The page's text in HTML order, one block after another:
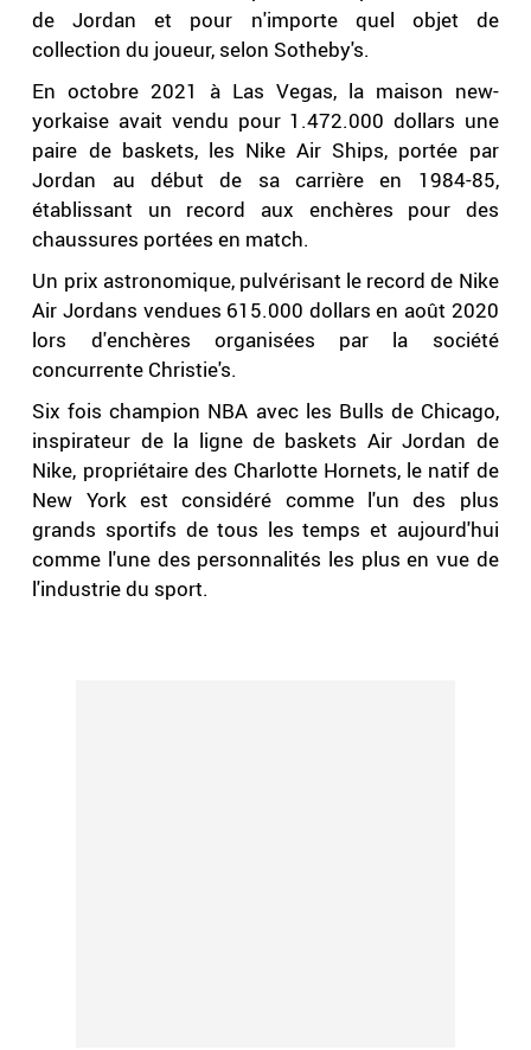
de Jordan et pour n'importe quel objet de
collection du joueur, selon Sotheby's.
En octobre 2021 à Las Vegas, la maison new-
yorkaise avait vendu pour 1.472.000 dollars une
paire de baskets, les Nike Air Ships, portée par
Jordan au début de sa carrière en 1984-85,
établissant un record aux enchères pour des
chaussures portées en match.
Un prix astronomique, pulvérisant le record de Nike
Air Jordans vendues 615.000 dollars en août 2020
lors d'enchères organisées par la société
concurrente Christie's.
Six fois champion NBA avec les Bulls de Chicago,
inspirateur de la ligne de baskets Air Jordan de
Nike, propriétaire des Charlotte Hornets, le natif de
New York est considéré comme l'un des plus
grands sportifs de tous les temps et aujourd'hui
comme l'une des personnalités les plus en vue de
l'industrie du sport.